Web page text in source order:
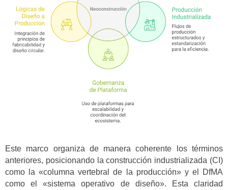
Este marco organiza de manera coherente los términos
anteriores, posicionando la construcción industrializada (CI)
como la «columna vertebral de la producción» y el DfMA
como el «sistema operativo de diseño». Esta claridad